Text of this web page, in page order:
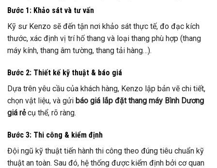
Bước 1: Khảo sát và tư vấn
Kỹ sư Kenzo sẽ đến tận nơi khảo sát thực tế, đo đạc kích
thước, xác định vị trí hố thang và loại thang phù hợp (thang
máy kính, thang âm tường, thang tải hàng…).
Bước 2: Thiết kế kỹ thuật & báo giá
Dựa trên yêu cầu của khách hàng, Kenzo lập bản vẽ chi tiết,
chọn vật liệu, và gửi báo giá lắp đặt thang máy Bình Dương
giá rẻcụ thể, rõ ràng.
Bước 3: Thi công & kiểm định
Đội ngũ kỹ thuật tiến hành thi công theo đúng tiêu chuẩn kỹ
thuật an toàn. Sau đó, hệ thống được kiểm định bởi cơ quan